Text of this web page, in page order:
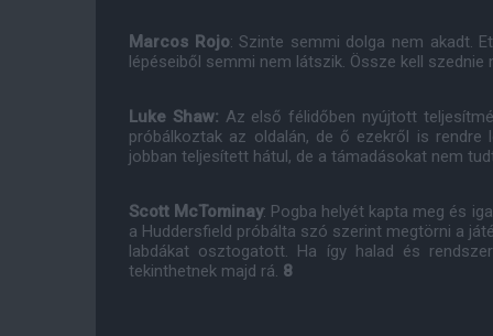
Marcos Rojo: Szinte semmi dolga nem akadt.
lépéseiből semmi nem látszik. Össze kell
Luke Shaw: Az első félidőben nyújtott
próbálkoztak az oldalán, de ő ezekről is rendre
jobban teljesített hátul, de a támadásokat nem
Scott McTominay: Pogba helyét kapta meg és
a Huddersfield próbálta szó szerint megtörni a
labdákat osztogatott. Ha így halad és
tekinthetnek majd rá. 8